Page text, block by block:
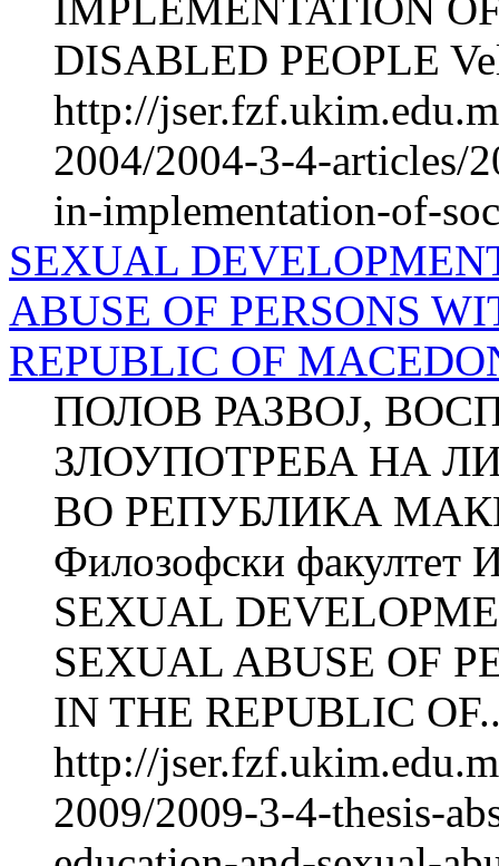
DISABLED PEOPLE
http://
2004/2004-3-4-articles/
in-implementation-of-
SEXUAL
ABUSE OF PERSONS
REPUBLIC OF
ПОЛОВ РАЗВОЈ,
ЗЛОУПОТРЕБА НА
ВО РЕПУБЛИКА
Филозофски факултет
SEXUAL
SEXUAL ABUSE OF
IN THE REPUBLIC
http://
2009/2009-3-4-thesis-